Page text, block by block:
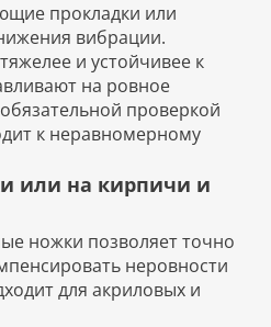
прокладки или
вибрации.
и устойчивее к
на ровное
проверкой
к неравномерному
или на кирпичи и
ножки позволяет точно
неровности
для акриловых и